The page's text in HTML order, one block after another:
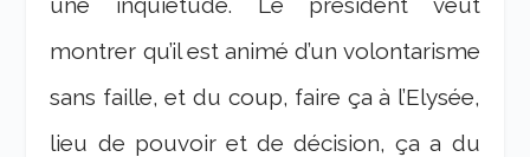
montrer qu’il est animé d’un volontarisme
sans faille, et du coup, faire ça à l’Elysée,
lieu de pouvoir et de décision, ça a du